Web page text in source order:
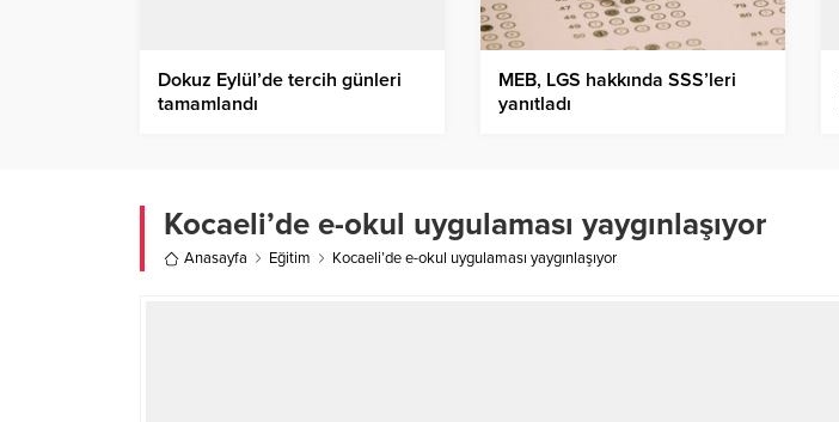
Dokuz Eylül’de tercih günleri
tamamlandı
MEB, LGS hakkında SSS’leri
yanıtladı
Kocaeli’de e-okul uygulaması yaygınlaşıyor
Anasayfa Eğitim Kocaeli’de e-okul uygulaması yaygınlaşıyor